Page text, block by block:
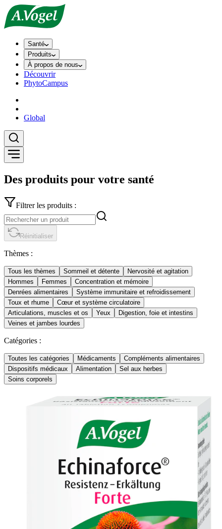
Santé
Produits
À propos de nous
Découvrir
PhytoCampus
Global
Des produits pour votre santé
Filtrer les produits :
Réinitialiser
Thèmes :
Tous les thèmes Sommeil et détente
Nervosité et agitation
Hommes
Femmes
Concentration et mémoire
Denrées alimentaires
Système immunitaire et refroidissement
Toux et rhume
Cœur et système circulatoire
Articulations, muscles et os
Yeux
Digestion, foie et intestins
Veines et jambes lourdes
Catégories :
Toutes les catégories Médicaments
Compléments alimentaires
Dispositifs médicaux
Alimentation
Sel aux herbes
Soins corporels